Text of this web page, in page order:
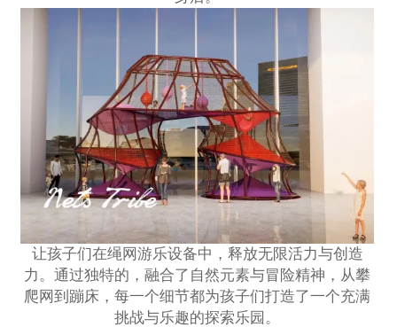
让孩子们在绳网游乐设备中，释放无限活力与创造
力。通过独特的，融合了自然元素与冒险精神，从攀
爬网到蹦床，每一个细节都为孩子们打造了一个充满
挑战与乐趣的探索乐园 。